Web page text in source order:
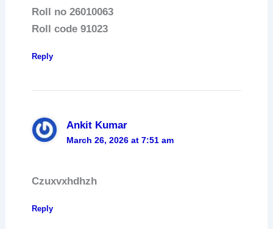
Roll no 26010063
Roll code 91023
Reply
Ankit Kumar
March 26, 2026 at 7:51 am
Czuxvxhdhzh
Reply